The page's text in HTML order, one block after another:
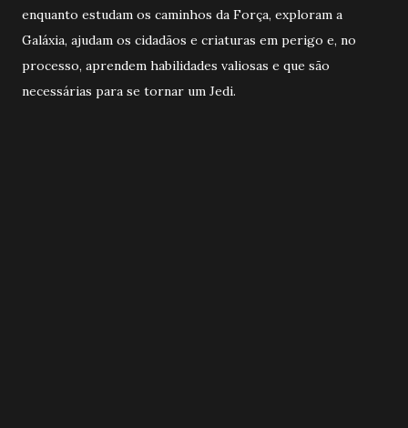
enquanto estudam os caminhos da Força, exploram a
Galáxia, ajudam os cidadãos e criaturas em perigo e, no
processo, aprendem habilidades valiosas e que são
necessárias para se tornar um Jedi.